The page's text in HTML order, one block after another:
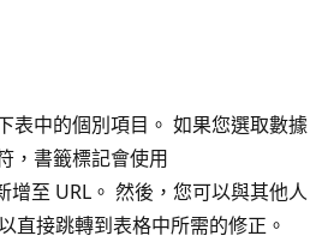
表中的個別項目。 如果您選取數據
，書籤標記會使用
增至 URL。 然後，您可以與其他人
直接跳轉到表格中所需的修正。